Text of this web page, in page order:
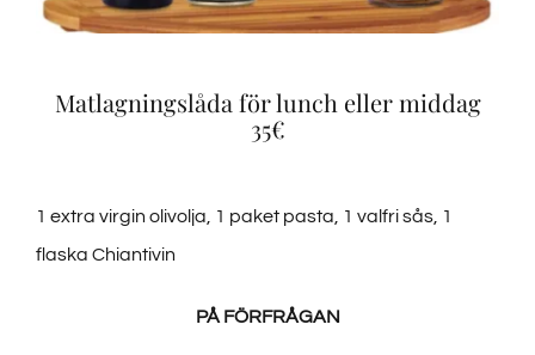
Matlagningslåda för lunch eller middag
35€
1 extra virgin olivolja, 1 paket pasta, 1 valfri sås, 1
flaska Chiantivin
PÅ FÖRFRÅGAN